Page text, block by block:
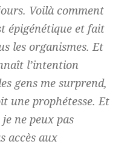
Voilà comment
épigénétique et fait
les organismes. Et
l’intention
gens me surprend,
une prophétesse. Et
ne peux pas
accès aux